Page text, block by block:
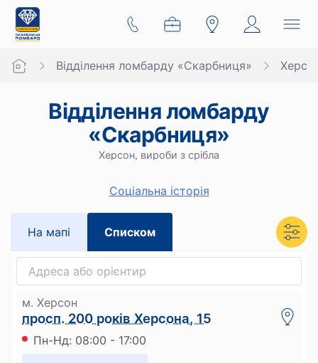
Відділення ломбарду «Скарбниця»
Відділення ломбарду
«Скарбниця»
Херсон, вироби з срібла
Cоціальна історія
На мапi Списком
м. Херсон
просп. 200 років Херсона, 15
Пн-Нд: 08:00 - 17:00